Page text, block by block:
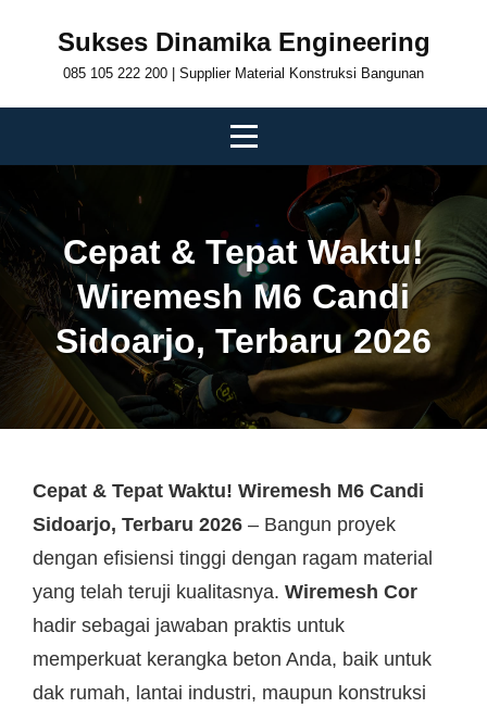
Sukses Dinamika Engineering
085 105 222 200 | Supplier Material Konstruksi Bangunan
Cepat & Tepat Waktu!
Wiremesh M6 Candi
Sidoarjo, Terbaru 2026
Cepat & Tepat Waktu! Wiremesh M6 Candi
Sidoarjo, Terbaru 2026 – Bangun proyek
dengan efisiensi tinggi dengan ragam material
yang telah teruji kualitasnya. Wiremesh Cor
hadir sebagai jawaban praktis untuk
memperkuat kerangka beton Anda, baik untuk
dak rumah, lantai industri, maupun konstruksi
Post
navigation